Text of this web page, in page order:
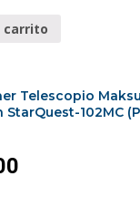
carrito
Telescopio
StarQuest-102MC